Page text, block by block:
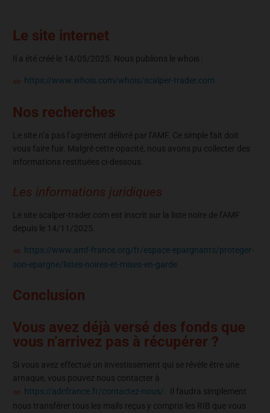
Le site internet
Il a été créé le 14/05/2025. Nous publions le whois :
https://www.whois.com/whois/scalper-trader.com
Nos recherches
Le site n’a pas l’agrément délivré par l’AMF. Ce simple fait doit
vous faire fuir. Malgré cette opacité, nous avons pu collecter des
informations restituées ci-dessous.
Les informations juridiques
Le site scalper-trader.com est inscrit sur la liste noire de l’AMF
depuis le 14/11/2025.
https://www.amf-france.org/fr/espace-epargnants/proteger-
son-epargne/listes-noires-et-mises-en-garde
Conclusion
Vous avez déjà versé des fonds que
vous n’arrivez pas à récupérer ?
Si vous avez effectué un investissement qui se révèle être une
arnaque, vous pouvez nous contacter à
https://adcfrance.fr/contactez-nous/. Il faudra simplement
nous transférer tous les mails reçus y compris les RIB que vous